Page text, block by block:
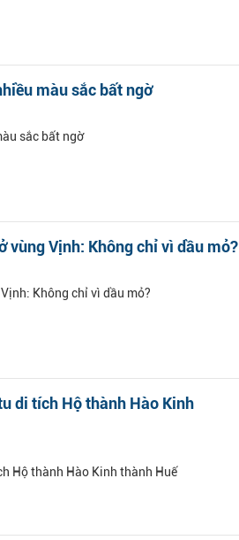
màu sắc bất ngờ
sắc bất ngờ
vùng Vịnh: Không chỉ vì dầu mỏ?
Không chỉ vì dầu mỏ?
di tích Hộ thành Hào Kinh
Hộ thành Hào Kinh thành Huế